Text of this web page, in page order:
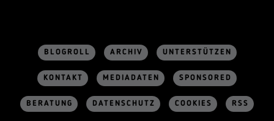
BLOGROLL ARCHIV UNTERSTÜTZEN
KONTAKT MEDIADATEN SPONSORED
BERATUNG DATENSCHUTZ COOKIES RSS